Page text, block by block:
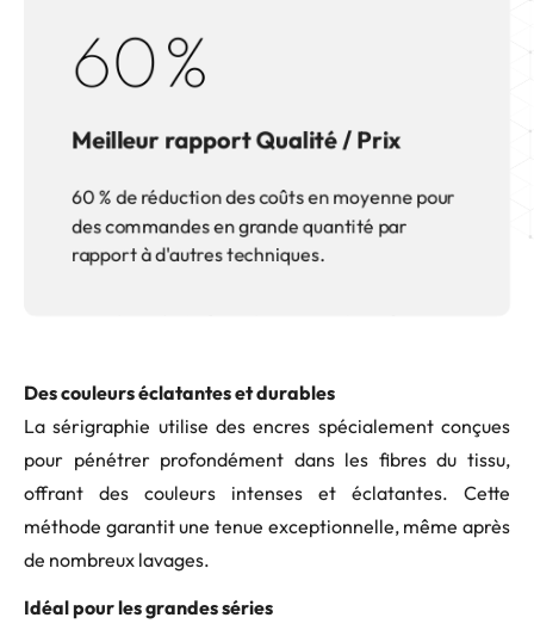
60%
Meilleur rapport Qualité / Prix
60 % de réduction des coûts en moyenne pour
des commandes en grande quantité par
rapport à d'autres techniques.
Des couleurs éclatantes et durables
La sérigraphie utilise des encres spécialement conçues
pour pénétrer profondément dans les fibres du tissu,
offrant des couleurs intenses et éclatantes. Cette
méthode garantit une tenue exceptionnelle, même après
de nombreux lavages.
Idéal pour les grandes séries